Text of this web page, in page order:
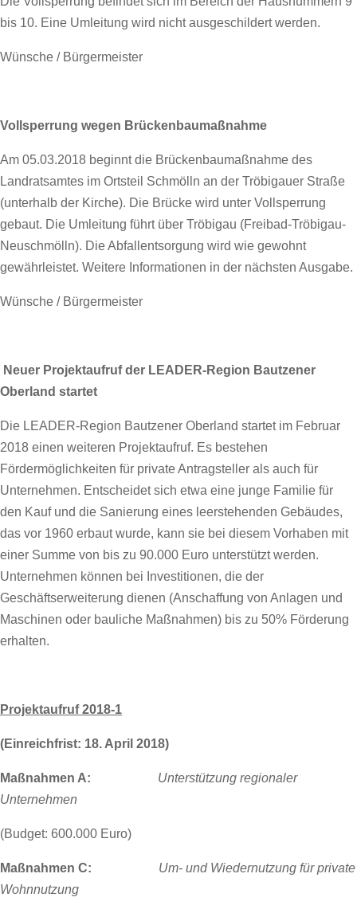
bis 10. Eine Umleitung wird nicht ausgeschildert werden.
Wünsche / Bürgermeister
Vollsperrung wegen Brückenbaumaßnahme
Am 05.03.2018 beginnt die Brückenbaumaßnahme des
Landratsamtes im Ortsteil Schmölln an der Tröbigauer Straße
(unterhalb der Kirche). Die Brücke wird unter Vollsperrung
gebaut. Die Umleitung führt über Tröbigau (Freibad-Tröbigau-
Neuschmölln). Die Abfallentsorgung wird wie gewohnt
gewährleistet. Weitere Informationen in der nächsten Ausgabe.
Wünsche / Bürgermeister
Neuer Projektaufruf der LEADER-Region Bautzener
Oberland startet
Die LEADER-Region Bautzener Oberland startet im Februar
2018 einen weiteren Projektaufruf. Es bestehen
Fördermöglichkeiten für private Antragsteller als auch für
Unternehmen. Entscheidet sich etwa eine junge Familie für
den Kauf und die Sanierung eines leerstehenden Gebäudes,
das vor 1960 erbaut wurde, kann sie bei diesem Vorhaben mit
einer Summe von bis zu 90.000 Euro unterstützt werden.
Unternehmen können bei Investitionen, die der
Geschäftserweiterung dienen (Anschaffung von Anlagen und
Maschinen oder bauliche Maßnahmen) bis zu 50% Förderung
erhalten.
Projektaufruf 2018-1
(Einreichfrist: 18. April 2018)
Maßnahmen A: Unterstützung regionaler
Unternehmen
(Budget: 600.000 Euro)
Maßnahmen C: Um- und Wiedernutzung für private
Wohnnutzung